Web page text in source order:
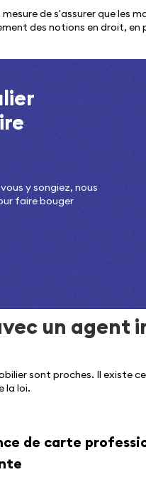
de s'assurer que les
des notions en droit, en
y songiez, nous
faire bouger
un agent
sont proches. Il existe
la loi.
de carte